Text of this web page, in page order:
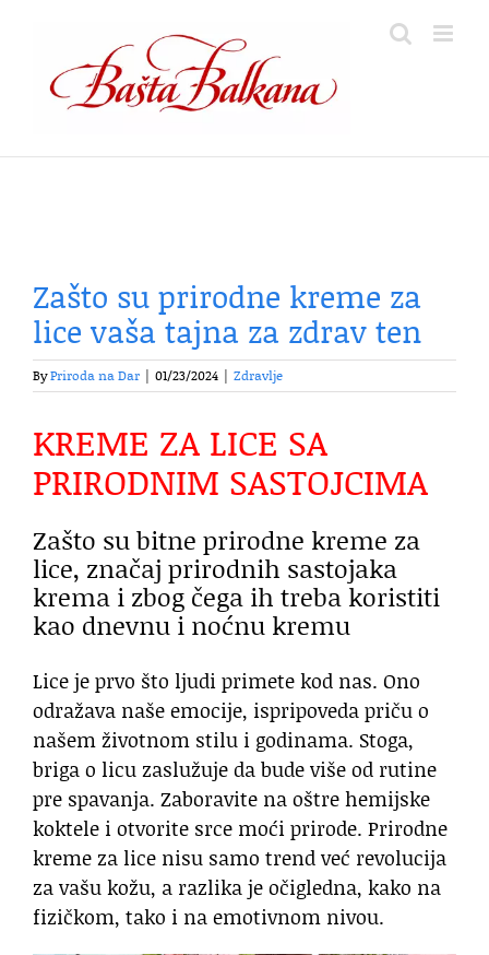
content
Zašto su prirodne kreme za
lice vaša tajna za zdrav ten
ByPriroda na Dar 01/23/2024 Zdravlje
KREME ZA LICE SA
PRIRODNIM SASTOJCIMA
Zašto su bitne prirodne kreme za
lice, značaj prirodnih sastojaka
krema i zbog čega ih treba koristiti
kao dnevnu i noćnu kremu
Lice je prvo što ljudi primete kod nas. Ono
odražava naše emocije, ispripoveda priču o
našem životnom stilu i godinama. Stoga,
briga o licu zaslužuje da bude više od rutine
pre spavanja. Zaboravite na oštre hemijske
koktele i otvorite srce moći prirode. Prirodne
kreme za lice nisu samo trend već revolucija
za vašu kožu, a razlika je očigledna, kako na
fizičkom, tako i na emotivnom nivou.